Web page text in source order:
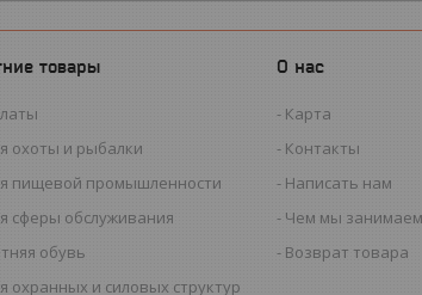
товары
охоты и рыбалки
пищевой промышленности
сферы обслуживания
обувь
охранных и силовых структур
О нас
Карта
Контакты
Написать нам
Чем мы
Возврат товара